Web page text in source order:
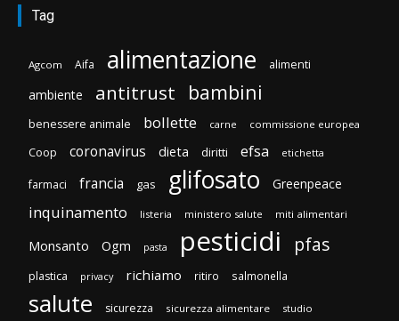
Tag
Agcom Aifa alimentazione alimenti
ambiente antitrust bambini
benessere animale bollette carne commissione europea
Coop coronavirus dieta diritti efsa etichetta
farmaci francia gas glifosato Greenpeace
inquinamento listeria ministero salute miti alimentari
Monsanto Ogm pasta pesticidi pfas
plastica privacy richiamo ritiro salmonella
salute sicurezza sicurezza alimentare studio